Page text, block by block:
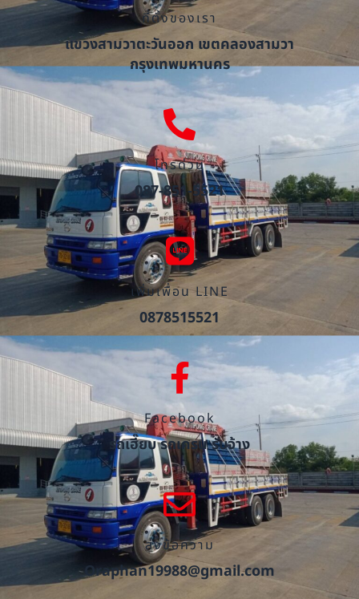
ที่ตั้งของเรา
แขวงสามวาตะวันออก เขตคลองสามวา
กรุงเทพมหานคร
โทรด่วน
087-851-5521
เพิ่มเพื่อน LINE
0878515521
Facebook
รถเฮี๊ยบ รถเครน รับจ้าง
ส่งข้อความ
Oraphan19988@gmail.com